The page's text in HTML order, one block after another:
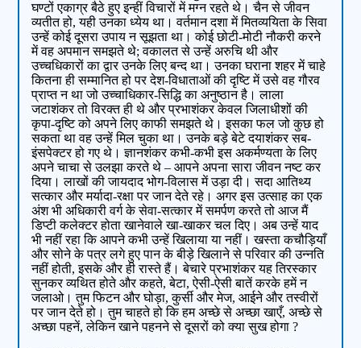
घण्टों एकाग्र बैठे हुए इन्हीं विचारों में मग्न रहते थे। चैन से जीवन
व्यतीत हो, यही उनका ध्येय था। वर्तमान दशा में मितव्ययिता के सिवा
उन्हें कोई दूसरा उपाय न सूझता था। कोई छोटी-मोटी नौकरी करने
में वह अपमान समझते थे; वकालत से उन्हें अरुचि थी और
उच्चधिकारों का द्वार उनके लिए बन्द था। उनका घराना शहर में चाहे
कितना ही सम्मानित हो पर देश-विधाताओं की दृष्टि में उसे वह गौरव
प्राप्त न था जो उच्चाधिकार-सिद्धि का अनुष्ठान है। लाला
जटाशंकर तो विरक्त ही थे और प्रभाशंकर केवल जिलाधीशों की
कृपा-दृष्टि को अपने लिए काफी समझते थे। इसका फल जो कुछ हो
सकता था वह उन्हें मिल चुका था। उनके बड़े बेटे दयाशंकर सब-
इंसपेक्टर हो गए थे। ज्ञानशंकर कभी-कभी इस अकर्मण्यता के लिए
अपने चाचा से उलझा करते थे – आपने अपना सारा जीवन नष्ट कर
दिया। लाखों की जायदाद भोग-विलास में उड़ा दी। सदा आतिथ्य
सत्कार और मर्यादा-रक्षा पर जान देते रहे। अगर इस उत्साह का एक
अंश भी अधिकारी वर्ग के सेवा-सत्कार में समर्पण करते तो आज मैं
डिप्टी कलेक्टर होता खानेवाले खा-खाकर चल दिए। अब उन्हें याद
भी नहीं रहा कि आपने कभी उन्हें खिलाया या नहीं। खस्ता कचौड़ियाँ
और सोने के पत्र लगे हुए पान के बीड़े खिलाने से परिवार की उन्नति
नहीं होती, इसके और ही रास्ते हैं। बेचारे प्रभाशंकर यह तिरस्कार
सुनकर व्यथित होते और कहते, बेटा, ऐसी-ऐसी बातें करके हमें न
जलाओ। तुम फिटन और घोड़ा, कुर्सी और मेज, आईने और तस्वीरों
पर जान देते हो। तुम चाहते हो कि हम अच्छे से अच्छा खाएँ, अच्छे से
अच्छा पहनें, लेकिन खाने पहनने से दूसरों को क्या सुख होगा ?